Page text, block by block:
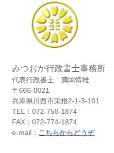
みつおか行政書士事務所
代表行政書士 満岡靖雄
〒666-0021
兵庫県川西市栄根2-1-3-101
TEL：072-758-1874
FAX：072-774-1874
e-mail： こちらからどうぞ